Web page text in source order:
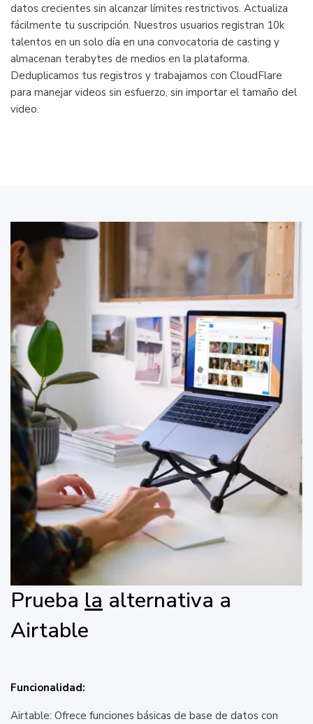
datos crecientes sin alcanzar límites restrictivos. Actualiza
fácilmente tu suscripción. Nuestros usuarios registran 10k
talentos en un solo día en una convocatoria de casting y
almacenan terabytes de medios en la plataforma.
Deduplicamos tus registros y trabajamos con CloudFlare
para manejar videos sin esfuerzo, sin importar el tamaño del
video.
Prueba la alternativa a
Airtable
Funcionalidad:
Airtable: Ofrece funciones básicas de base de datos con